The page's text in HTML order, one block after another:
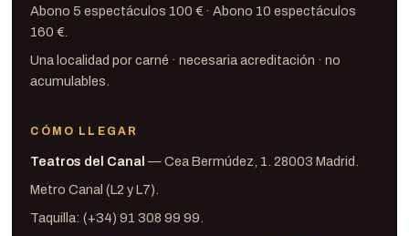
Abono 5 espectáculos 100 € · Abono 10 espectáculos
160 €.
Una localidad por carné · necesaria acreditación · no
acumulables.
CÓMO LLEGAR
Teatros del Canal — Cea Bermúdez, 1. 28003 Madrid.
Metro Canal (L2 y L7).
Taquilla: (+34) 91 308 99 99.